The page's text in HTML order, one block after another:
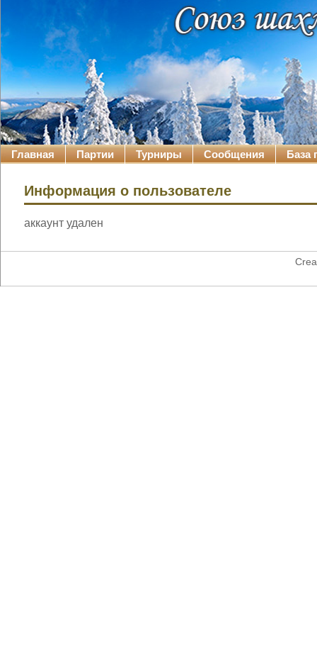
Главная Партии Турниры Сообщения База
Информация о пользователе
аккаунт удален